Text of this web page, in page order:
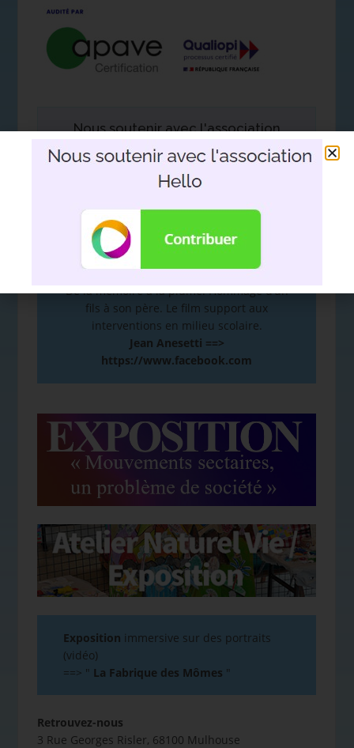
Nous soutenir avec l'association
DEVOIR DE MÉMOIRE:
De la mémoire à la plume. Hommage d’un
fils à son père. Le film support aux
interventions en milieu scolaire.
Jean Anesetti ==>
https://www.facebook.com
Exposition immersive sur des portraits
(vidéo)
==> " La Fabrique des Mômes "
Retrouvez-nous
3 Rue Georges Risler, 68100 Mulhouse